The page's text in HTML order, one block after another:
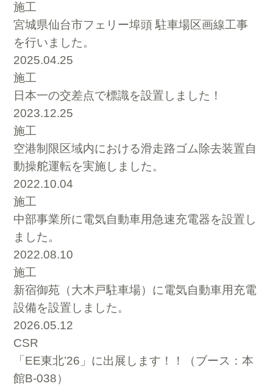
施工
宮城県仙台市フェリー埠頭 駐車場区画線工事
を行いました。
2025.04.25
施工
日本一の交差点で標識を設置しました！
2023.12.25
施工
空港制限区域内における滑走路ゴム除去装置自
動操舵運転を実施しました。
2022.10.04
施工
中部事業所に電気自動車用急速充電器を設置し
ました。
2022.08.10
施工
新宿御苑（大木戸駐車場）に電気自動車用充電
設備を設置しました。
2026.05.12
CSR
「EE東北’26」に出展します！！（ブース：本
館B-038）